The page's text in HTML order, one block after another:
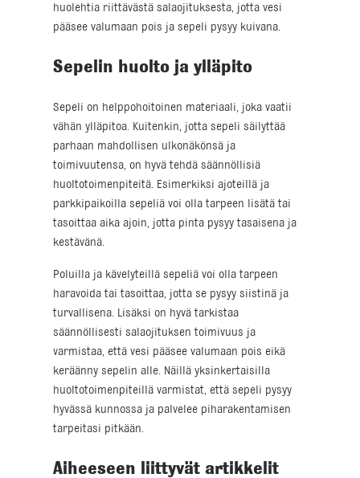
huolehtia riittävästä salaojituksesta, jotta vesi
pääsee valumaan pois ja sepeli pysyy kuivana.
Sepelin huolto ja ylläpito
Sepeli on helppohoitoinen materiaali, joka vaatii
vähän ylläpitoa. Kuitenkin, jotta sepeli säilyttää
parhaan mahdollisen ulkonäkönsä ja
toimivuutensa, on hyvä tehdä säännöllisiä
huoltotoimenpiteitä. Esimerkiksi ajoteillä ja
parkkipaikoilla sepeliä voi olla tarpeen lisätä tai
tasoittaa aika ajoin, jotta pinta pysyy tasaisena ja
kestävänä.
Poluilla ja kävelyteillä sepeliä voi olla tarpeen
haravoida tai tasoittaa, jotta se pysyy siistinä ja
turvallisena. Lisäksi on hyvä tarkistaa
säännöllisesti salaojituksen toimivuus ja
varmistaa, että vesi pääsee valumaan pois eikä
keräänny sepelin alle. Näillä yksinkertaisilla
huoltotoimenpiteillä varmistat, että sepeli pysyy
hyvässä kunnossa ja palvelee piharakentamisen
tarpeitasi pitkään.
Aiheeseen liittyvät artikkelit